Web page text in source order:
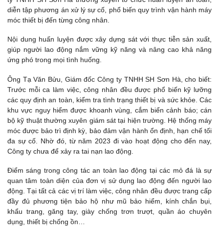
diễn tập phương án xử lý sự cố, phổ biến quy trình vận hành máy
móc thiết bị đến từng công nhân.
Nội dung huấn luyện được xây dựng sát với thực tiễn sản xuất,
giúp người lao động nắm vững kỹ năng và nâng cao khả năng
ứng phó trong mọi tình huống.
Ông Tạ Văn Bửu, Giám đốc Công ty TNHH SH Sơn Hà, cho biết:
Trước mỗi ca làm việc, công nhân đều được phổ biến kỹ lưỡng
các quy định an toàn, kiểm tra tình trạng thiết bị và sức khỏe. Các
khu vực nguy hiểm được khoanh vùng, cắm biển cảnh báo; cán
bộ kỹ thuật thường xuyên giám sát tại hiện trường. Hệ thống máy
móc được bảo trì định kỳ, bảo đảm vận hành ổn định, hạn chế tối
đa sự cố. Nhờ đó, từ năm 2023 đi vào hoạt động cho đến nay,
Công ty chưa để xảy ra tai nạn lao động.
Điểm sáng trong công tác an toàn lao động tại các mỏ đá là sự
quan tâm toàn diện của đơn vị sử dụng lao động đến người lao
động. Tại tất cả các vị trí làm việc, công nhân đều được trang cấp
đầy đủ phương tiện bảo hộ như mũ bảo hiểm, kính chắn bụi,
khẩu trang, găng tay, giày chống trơn trượt, quần áo chuyên
dụng, thiết bị chống ồn…